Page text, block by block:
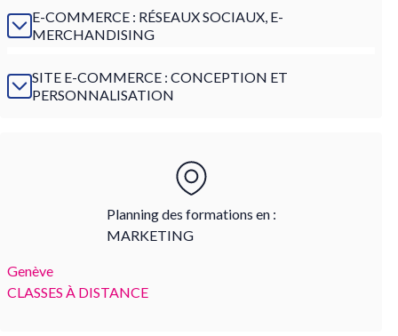
E-COMMERCE : RÉSEAUX SOCIAUX, E-
MERCHANDISING
SITE E-COMMERCE : CONCEPTION ET
PERSONNALISATION
Planning des formations en :
MARKETING
Genève
CLASSES À DISTANCE